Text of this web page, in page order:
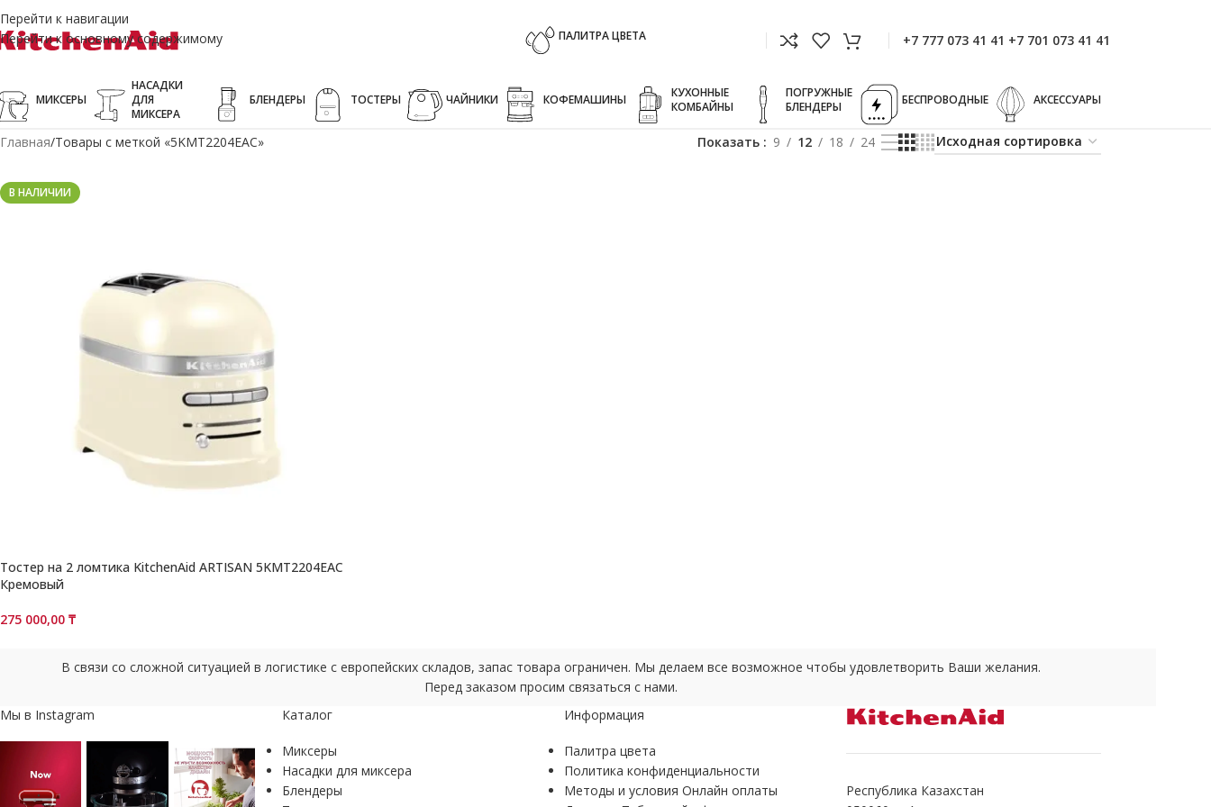
Перейти к навигации
Перейти к основному содержимому
ПАЛИТРА ЦВЕТА +7 777 073 41 41 +7 701 073 41 41
МИКСЕРЫ
НАСАДКИ
ДЛЯ
МИКСЕРА
БЛЕНДЕРЫ ТОСТЕРЫ ЧАЙНИКИ КОФЕМАШИНЫ
КУХОННЫЕ
КОМБАЙНЫ
ПОГРУЖНЫЕ
БЛЕНДЕРЫ
БЕСПРОВОДНЫЕ АКСЕССУАРЫ
Главная Товары с меткой «5KMT2204EAC» Показать 9 12 18 24
В НАЛИЧИИ
Тостер на 2 ломтика KitchenAid ARTISAN 5KMT2204EAC
Кремовый
275 000,00 ₸
В связи со сложной ситуацией в логистике с европейских складов, запас товара ограничен. Мы делаем все возможное чтобы удовлетворить Ваши желания.
Перед заказом просим связаться с нами.
Мы в Instagram
Каталог
Миксеры
Насадки для миксера
Блендеры
Информация
Палитра цвета
Политика конфиденциальности
Методы и условия Онлайн оплаты
Республика Казахстан